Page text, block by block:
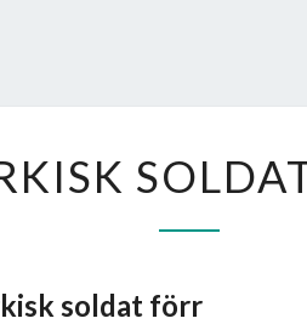
SOLDAT
soldat förr